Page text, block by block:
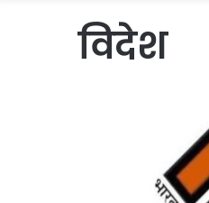
विदेश